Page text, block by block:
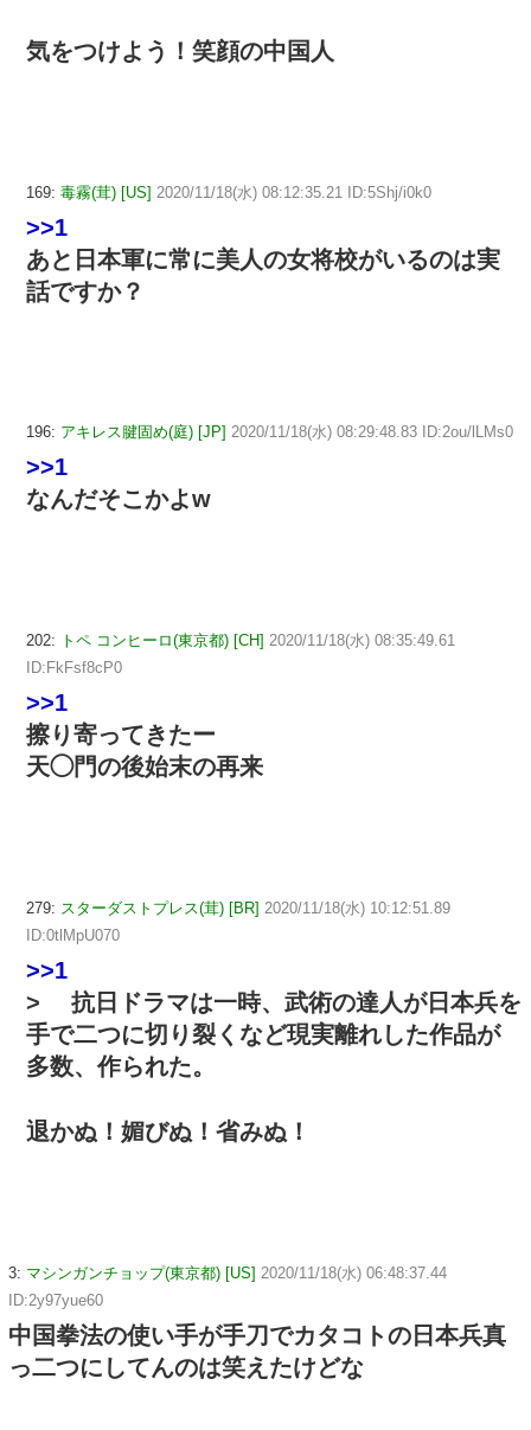
気をつけよう！笑顔の中国人
169: 毒霧(茸) [US] 2020/11/18(水) 08:12:35.21 ID:5Shj/i0k0
>>1
あと日本軍に常に美人の女将校がいるのは実
話ですか？
196: アキレス腱固め(庭) [JP] 2020/11/18(水) 08:29:48.83 ID:2ou/lLMs0
>>1
なんだそこかよw
202: トペ コンヒーロ(東京都) [CH] 2020/11/18(水) 08:35:49.61
ID:FkFsf8cP0
>>1
擦り寄ってきたー
天◯門の後始末の再来
279: スターダストプレス(茸) [BR] 2020/11/18(水) 10:12:51.89
ID:0tlMpU070
>>1
> 抗日ドラマは一時、武術の達人が日本兵を
手で二つに切り裂くなど現実離れした作品が
多数、作られた。
退かぬ！媚びぬ！省みぬ！
3: マシンガンチョップ(東京都) [US] 2020/11/18(水) 06:48:37.44
ID:2y97yue60
中国拳法の使い手が手刀でカタコトの日本兵真
っ二つにしてんのは笑えたけどな